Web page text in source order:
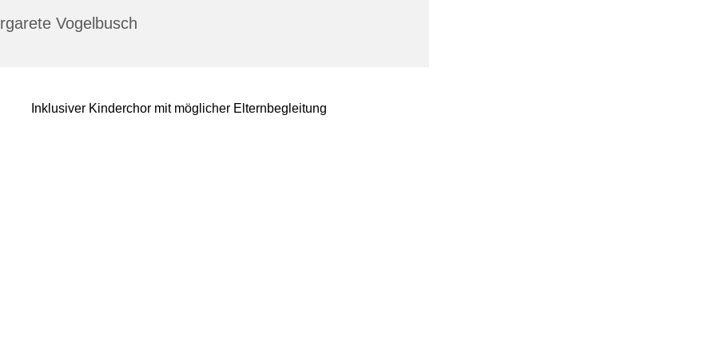
Vogelbusch
Inklusiver Kinderchor mit möglicher Elternbegleitung